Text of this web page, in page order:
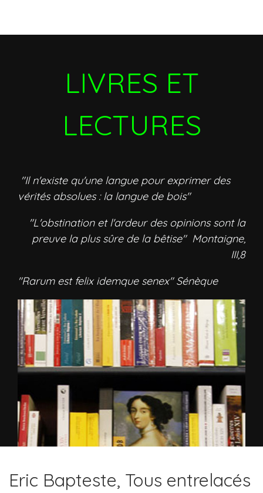
LIVRES ET
LECTURES
"Il n'existe qu'une langue pour exprimer des
vérités absolues : la langue de bois"
"L'obstination et l'ardeur des opinions sont la
preuve la plus sûre de la bêtise" Montaigne,
III,8
"Rarum est felix idemque senex" Sénèque
Eric Bapteste, Tous entrelacés